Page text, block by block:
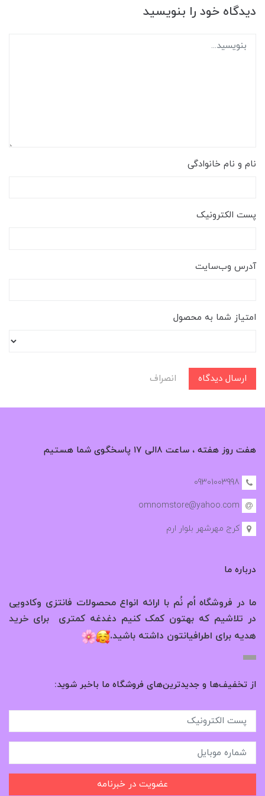
دیدگاه خود را بنویسید
نام و نام خانوادگی
پست الکترونیک
آدرس وب‌سایت
امتیاز شما به محصول
ارسال دیدگاه انصراف
هفت روز هفته ، ساعت ۸الی ۱۷ پاسخگوی شما هستیم
09301003998
omnomstore@yahoo.com
کرج مهرشهر بلوار ارم
درباره ما
ما در فروشگاه اُم نُم با ارائه انواع محصولات فانتزی وکادویی
در تلاشیم که بهتون کمک کنیم دغدغه کمتری برای خرید
هدیه برای اطرافیانتون داشته باشید.
از تخفیف‌ها و جدیدترین‌های فروشگاه ما باخبر شوید:
عضویت در خبرنامه